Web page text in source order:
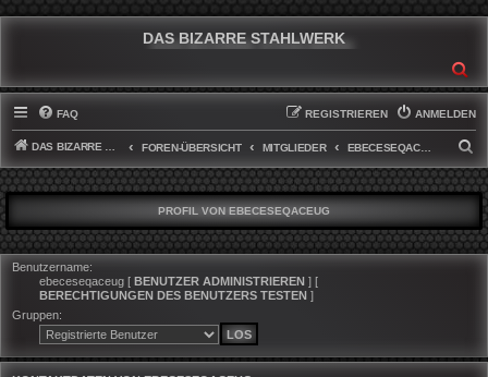
DAS BIZARRE STAHLWERK
FAQ ANMELDEN
REGISTRIEREN
DAS BIZARRE STAHLWERK FOREN-ÜBERSICHT MITGLIEDER EBECESEQACEUG
U
C
H
E
PROFIL VON EBECESEQACEUG
Benutzername:
ebeceseqaceug [ BENUTZER ADMINISTRIEREN ] [
BERECHTIGUNGEN DES BENUTZERS TESTEN ]
Gruppen: